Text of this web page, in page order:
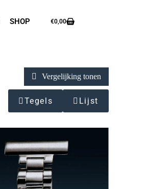
SHOP €0,00
Vergelijking tonen
Tegels Lijst